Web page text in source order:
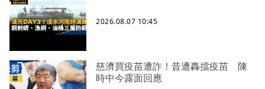
2026.08.07 10:45
慈濟買疫苗遭詐！昔遭轟擋疫苗 陳
時中今露面回應